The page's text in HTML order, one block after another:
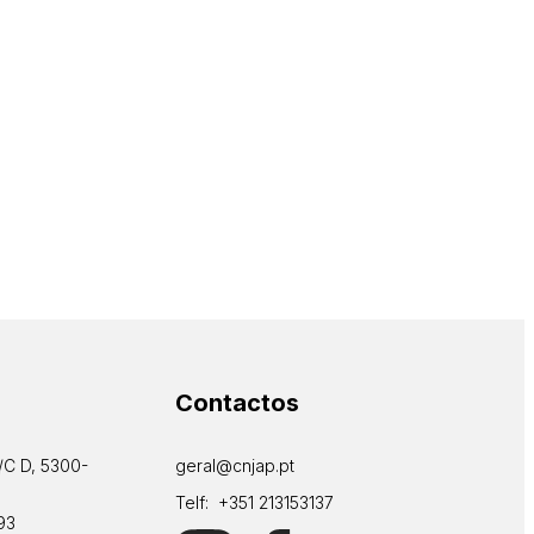
D, 5300-
Contactos
geral@cnjap.pt
Telf: +351 213153137